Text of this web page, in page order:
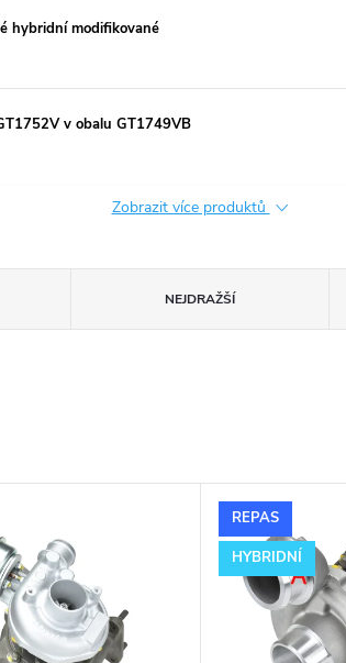
hybridní modifikované
v obalu GT1749VB
Zobrazit více produktů
NEJDRAŽŠÍ
REPAS
HYBRIDNÍ